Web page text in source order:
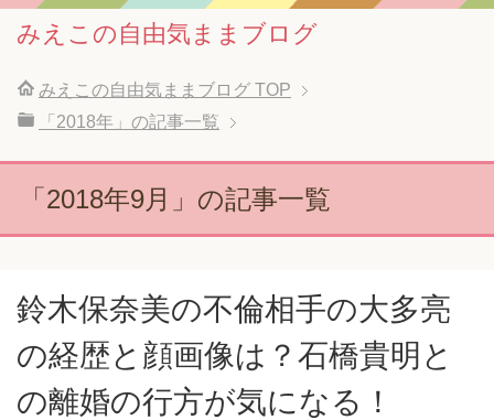
みえこの自由気ままブログ
みえこの自由気ままブログ TOP
「2018年」の記事一覧
「2018年9月」の記事一覧
鈴木保奈美の不倫相手の大多亮
の経歴と顔画像は？石橋貴明と
の離婚の行方が気になる！